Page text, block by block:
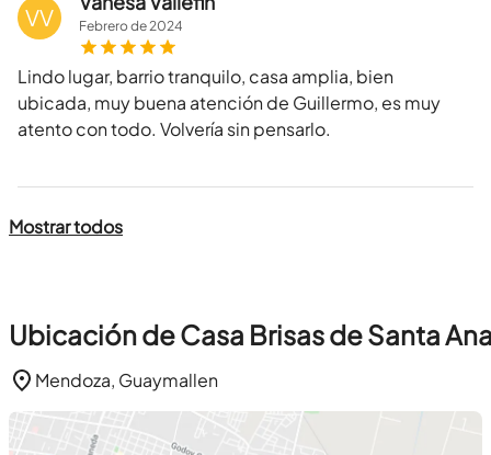
VV Febrerode2024
Lindo lugar, barrio tranquilo, casa amplia, bien
ubicada, muy buena atención de Guillermo, es muy
atento con todo. Volvería sin pensarlo.
Mostrar todos
Ubicación de Casa Brisas de Santa
Mendoza, Guaymallen